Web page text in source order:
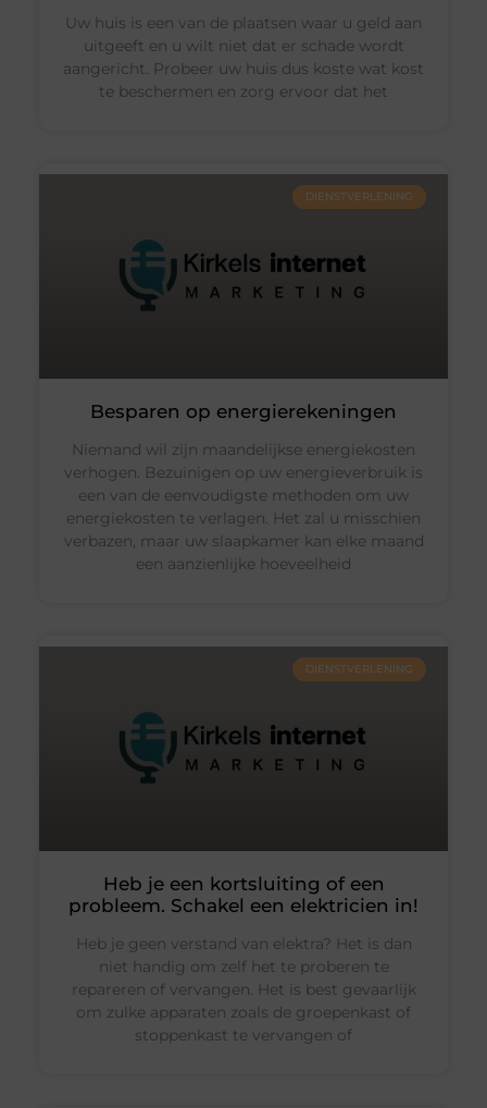
Uw huis is een van de plaatsen waar u geld aan
uitgeeft en u wilt niet dat er schade wordt
aangericht. Probeer uw huis dus koste wat kost
te beschermen en zorg ervoor dat het
DIENSTVERLENING
Besparen op energierekeningen
Niemand wil zijn maandelijkse energiekosten
verhogen. Bezuinigen op uw energieverbruik is
een van de eenvoudigste methoden om uw
energiekosten te verlagen. Het zal u misschien
verbazen, maar uw slaapkamer kan elke maand
een aanzienlijke hoeveelheid
DIENSTVERLENING
Heb je een kortsluiting of een
probleem. Schakel een elektricien in!
Heb je geen verstand van elektra? Het is dan
niet handig om zelf het te proberen te
repareren of vervangen. Het is best gevaarlijk
om zulke apparaten zoals de groepenkast of
stoppenkast te vervangen of